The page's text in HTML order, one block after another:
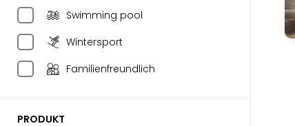
Swimming pool
Wintersport
Familienfreundlich
PRODUKT